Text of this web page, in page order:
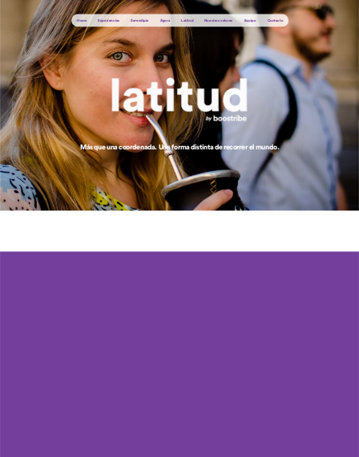
Más que una coordenada. Una forma distinta de recorrer el mundo.
Home Nuestros valores
Latitud
Ágora Equipo
Experiencias Contacto
Serendipia